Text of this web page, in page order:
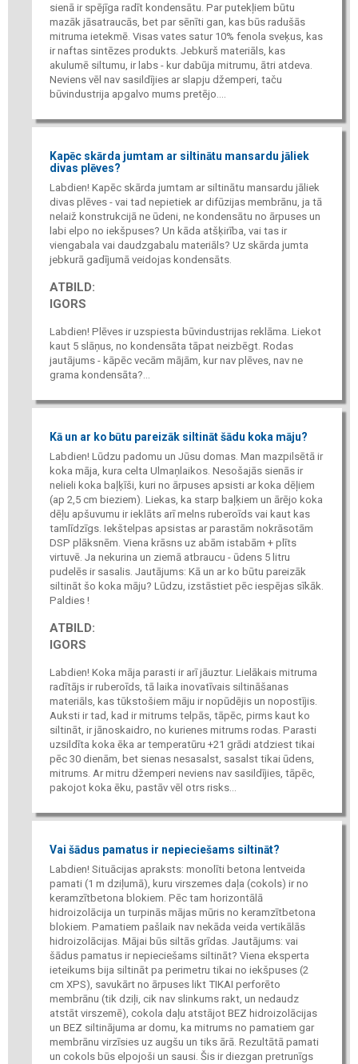
sienā ir spējīga radīt kondensātu. Par putekļiem būtu
mazāk jāsatraucās, bet par sēnīti gan, kas būs radušās
mitruma ietekmē. Visas vates satur 10% fenola sveķus, kas
ir naftas sintēzes produkts. Jebkurš materiāls, kas
akulumē siltumu, ir labs - kur dabūja mitrumu, ātri atdeva.
Neviens vēl nav sasildījies ar slapju džemperi, taču
būvindustrija apgalvo mums pretējo....
Kapēc skārda jumtam ar siltinātu mansardu jāliek
divas plēves?
Labdien! Kapēc skārda jumtam ar siltinātu mansardu jāliek
divas plēves - vai tad nepietiek ar difūzijas membrānu, ja tā
nelaiž konstrukcijā ne ūdeni, ne kondensātu no ārpuses un
labi elpo no iekšpuses? Un kāda atšķirība, vai tas ir
viengabala vai daudzgabalu materiāls? Uz skārda jumta
jebkurā gadījumā veidojas kondensāts.
ATBILD:
IGORS
Labdien! Plēves ir uzspiesta būvindustrijas reklāma. Liekot
kaut 5 slāņus, no kondensāta tāpat neizbēgt. Rodas
jautājums - kāpēc vecām mājām, kur nav plēves, nav ne
grama kondensāta?...
Kā un ar ko būtu pareizāk siltināt šādu koka māju?
Labdien! Lūdzu padomu un Jūsu domas. Man mazpilsētā ir
koka māja, kura celta Ulmaņlaikos. Nesošajās sienās ir
nelieli koka baļķīši, kuri no ārpuses apsisti ar koka dēļiem
(ap 2,5 cm bieziem). Liekas, ka starp baļķiem un ārējo koka
dēļu apšuvumu ir ieklāts arī melns ruberoīds vai kaut kas
tamlīdzīgs. Iekštelpas apsistas ar parastām nokrāsotām
DSP plāksnēm. Viena krāsns uz abām istabām + plīts
virtuvē. Ja nekurina un ziemā atbraucu - ūdens 5 litru
pudelēs ir sasalis. Jautājums: Kā un ar ko būtu pareizāk
siltināt šo koka māju? Lūdzu, izstāstiet pēc iespējas sīkāk.
Paldies !
ATBILD:
IGORS
Labdien! Koka māja parasti ir arī jāuztur. Lielākais mitruma
radītājs ir ruberoīds, tā laika inovatīvais siltināšanas
materiāls, kas tūkstošiem māju ir nopūdējis un nopostījis.
Auksti ir tad, kad ir mitrums telpās, tāpēc, pirms kaut ko
siltināt, ir jānoskaidro, no kurienes mitrums rodas. Parasti
uzsildīta koka ēka ar temperatūru +21 grādi atdziest tikai
pēc 30 dienām, bet sienas nesasalst, sasalst tikai ūdens,
mitrums. Ar mitru džemperi neviens nav sasildījies, tāpēc,
pakojot koka ēku, pastāv vēl otrs risks...
Vai šādus pamatus ir nepieciešams siltināt?
Labdien! Situācijas apraksts: monolīti betona lentveida
pamati (1 m dziļumā), kuru virszemes daļa (cokols) ir no
keramzītbetona blokiem. Pēc tam horizontālā
hidroizolācija un turpinās mājas mūris no keramzītbetona
blokiem. Pamatiem pašlaik nav nekāda veida vertikālās
hidroizolācijas. Mājai būs siltās grīdas. Jautājums: vai
šādus pamatus ir nepieciešams siltināt? Viena eksperta
ieteikums bija siltināt pa perimetru tikai no iekšpuses (2
cm XPS), savukārt no ārpuses likt TIKAI perforēto
membrānu (tik dziļi, cik nav slinkums rakt, un nedaudz
atstāt virszemē), cokola daļu atstājot BEZ hidroizolācijas
un BEZ siltinājuma ar domu, ka mitrums no pamatiem gar
membrānu virzīsies uz augšu un tiks ārā. Rezultātā pamati
un cokols būs elpojoši un sausi. Šis ir diezgan pretrunīgs